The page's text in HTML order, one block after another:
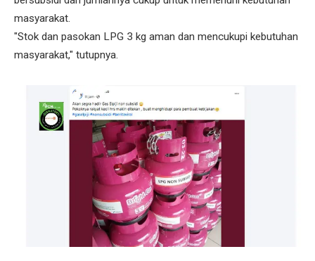
masyarakat.
"Stok dan pasokan LPG 3 kg aman dan mencukupi kebutuhan
masyarakat," tutupnya.